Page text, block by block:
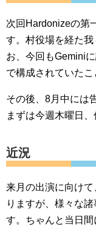
次回Hardonizeの第
す。村役場を経た
お、今回もGemini
で構成されていたこ
その後、8月中には
まずは今週木曜日、
近況
来月の出演に向け
りますが、様々な
す。ちゃんと当日